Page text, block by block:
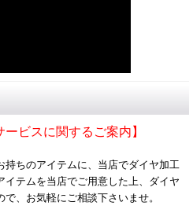
ービスに関するご案内】
持ちのアイテムに、当店でダイヤ加工
イテムを当店でご用意した上、ダイヤ
、お気軽にご相談下さいませ。